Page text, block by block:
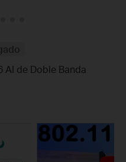
AI de Doble Banda